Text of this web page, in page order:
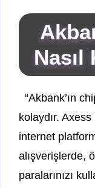
Nasıl
“Akbank’ın
kolaydır.
internet
alışverişlerde,
paralarınızı